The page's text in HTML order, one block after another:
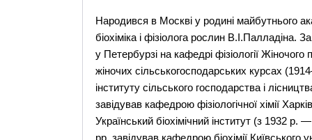
Народився в Москві у родині майбутнього
біохіміка і фізіолога рослин
у Петербурзі на кафедрі фізіології
жіночих сільськогосподарських курсах
інституту сільського господарства і
завідував кафедрою фізіологічної хімії
Український біохімічний інститут (з 1932
рр. завідував кафедрою біохімії Київського